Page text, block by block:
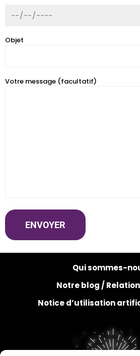
Objet
Votre message (facultatif)
Qui sommes-
Notre blog /
Notice d’utilisation